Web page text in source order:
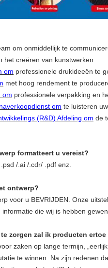
om onmiddellijk te
het creëren van kunstwerken
om professionele drukideeën te
met hoog rendement te
om professionele verpakking en
naverkoopdienst om te luisteren
(R&D) Afdeling om de
formatteert u vereist?
/.ai /.cdr/ .pdf enz.
ontwerp?
voor u BEVRIJDEN. Onze
die wij is hebben
zorgen zal ik producten
zaken op lange termijn,
te winnen. Na zijn redenen